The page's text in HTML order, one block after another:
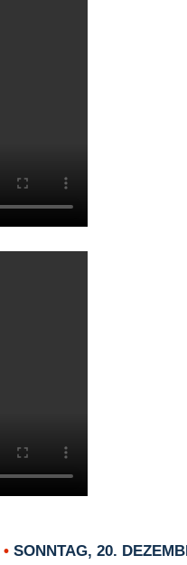
• SONNTAG, 20.